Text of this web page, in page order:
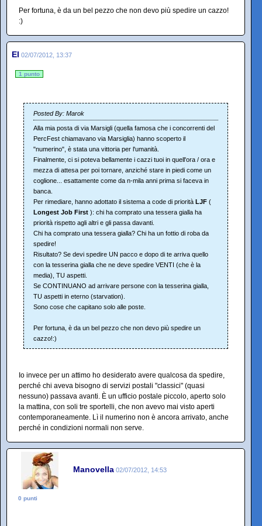
Per fortuna, è da un bel pezzo che non devo più spedire un cazzo!
:)
El 02/07/2012, 13:37
1 punto
Posted By: Marok
Alla mia posta di via Marsigli (quella famosa che i concorrenti del
PercFest chiamavano via Marsiglia) hanno scoperto il
"numerino", è stata una vittoria per l'umanità.
Finalmente, ci si poteva bellamente i cazzi tuoi in quell'ora / ora e
mezza di attesa per poi tornare, anziché stare in piedi come un
coglione... esattamente come da n-mila anni prima si faceva in
banca.
Per rimediare, hanno adottato il sistema a code di priorità LJF (
Longest Job First ): chi ha comprato una tessera gialla ha
priorità rispetto agli altri e gli passa davanti.
Chi ha comprato una tessera gialla? Chi ha un fottio di roba da
spedire!
Risultato? Se devi spedire UN pacco e dopo di te arriva quello
con la tesserina gialla che ne deve spedire VENTI (che è la
media), TU aspetti.
Se CONTINUANO ad arrivare persone con la tesserina gialla,
TU aspetti in eterno (starvation).
Sono cose che capitano solo alle poste.
Per fortuna, è da un bel pezzo che non devo più spedire un
cazzo!:)
Io invece per un attimo ho desiderato avere qualcosa da spedire,
perché chi aveva bisogno di servizi postali "classici" (quasi
nessuno) passava avanti. È un ufficio postale piccolo, aperto solo
la mattina, con soli tre sportelli, che non avevo mai visto aperti
contemporaneamente. Lì il numerino non è ancora arrivato, anche
perché in condizioni normali non serve.
Manovella 02/07/2012, 14:53
0 punti